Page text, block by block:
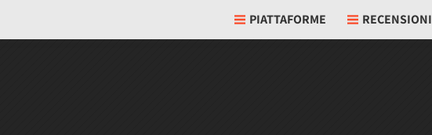
PIATTAFORME RECENSIONI